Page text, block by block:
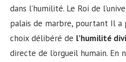
dans l’humilité. Le Roi de
palais de marbre, pourtant Il a
choix délibéré de l’humilité
directe de l’orgueil humain. En